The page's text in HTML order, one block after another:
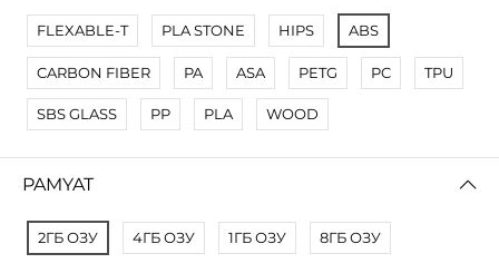
FLEXABLE-T PLA STONE HIPS ABS
CARBON FIBER PA ASA PETG PC TPU
SBS GLASS PP PLA WOOD
PAMYAT
2ГБ ОЗУ 4ГБ ОЗУ 1ГБ ОЗУ 8ГБ ОЗУ